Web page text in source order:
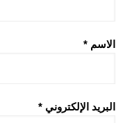
الاسم *
البريد الإلكتروني *